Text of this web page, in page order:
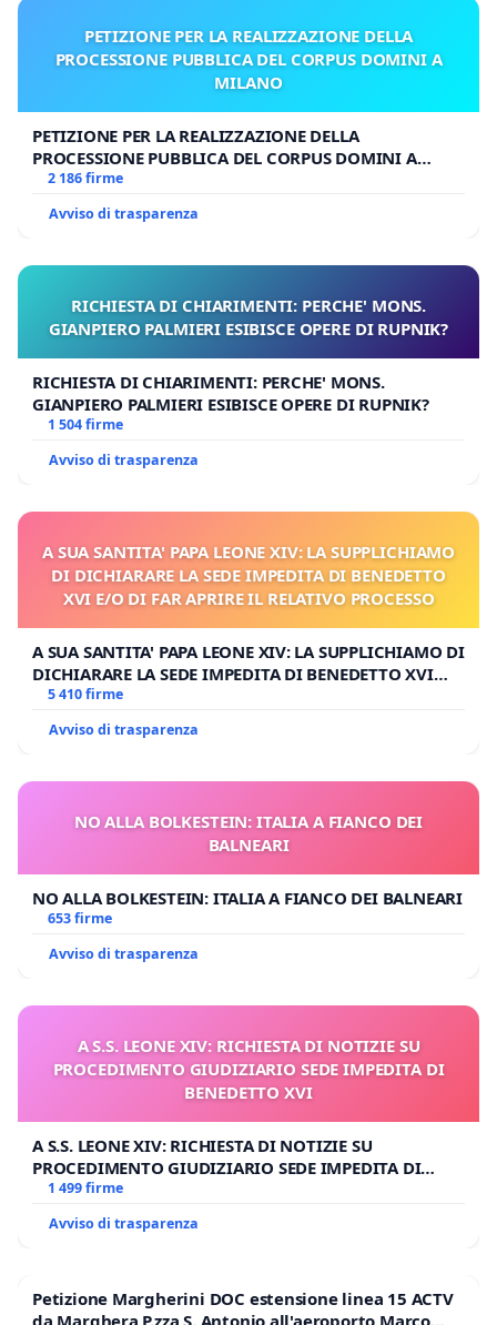
PETIZIONE PER LA REALIZZAZIONE DELLA
PROCESSIONE PUBBLICA DEL CORPUS DOMINI A
MILANO
PETIZIONE PER LA REALIZZAZIONE DELLA
PROCESSIONE PUBBLICA DEL CORPUS DOMINI A
MILANO
2 186 firme
Avviso di trasparenza
RICHIESTA DI CHIARIMENTI: PERCHE' MONS.
GIANPIERO PALMIERI ESIBISCE OPERE DI RUPNIK?
RICHIESTA DI CHIARIMENTI: PERCHE' MONS.
GIANPIERO PALMIERI ESIBISCE OPERE DI RUPNIK?
1 504 firme
Avviso di trasparenza
A SUA SANTITA' PAPA LEONE XIV: LA SUPPLICHIAMO
DI DICHIARARE LA SEDE IMPEDITA DI BENEDETTO
XVI E/O DI FAR APRIRE IL RELATIVO PROCESSO
A SUA SANTITA' PAPA LEONE XIV: LA SUPPLICHIAMO DI
DICHIARARE LA SEDE IMPEDITA DI BENEDETTO XVI
E/O DI FAR APRIRE IL RELATIVO PROCESSO
5 410 firme
Avviso di trasparenza
NO ALLA BOLKESTEIN: ITALIA A FIANCO DEI
BALNEARI
NO ALLA BOLKESTEIN: ITALIA A FIANCO DEI BALNEARI
653 firme
Avviso di trasparenza
A S.S. LEONE XIV: RICHIESTA DI NOTIZIE SU
PROCEDIMENTO GIUDIZIARIO SEDE IMPEDITA DI
BENEDETTO XVI
A S.S. LEONE XIV: RICHIESTA DI NOTIZIE SU
PROCEDIMENTO GIUDIZIARIO SEDE IMPEDITA DI
BENEDETTO XVI
1 499 firme
Avviso di trasparenza
Petizione Margherini DOC estensione linea 15 ACTV